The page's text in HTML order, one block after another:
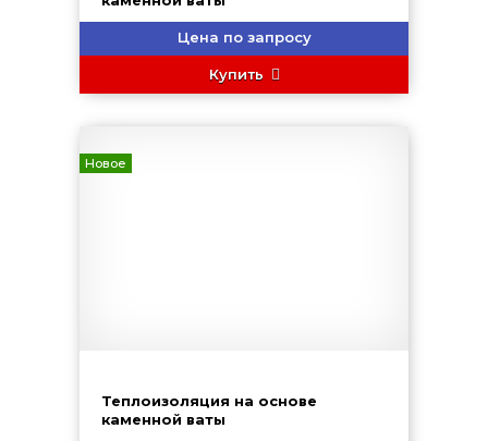
Цена по запросу
Купить
Новое
Теплоизоляция на основе
каменной ваты